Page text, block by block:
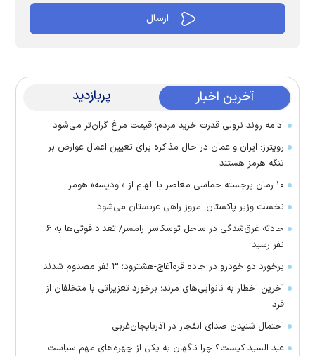
آخرین اخبار پربازدید
ادامه روند نزولی قدرت خرید مردم؛ قیمت مرغ گران‌تر می‌شود
رویترز: ایران و عمان در حال مذاکره برای تعیین اعمال عوارض بر
تنگه هرمز هستند
۱۰ رمان برجسته حماسی معاصر با الهام از «اودیسه» هومر
نخست وزیر پاکستان امروز راهی عربستان می‌شود
حادثه غرق‌شدگی در ساحل توسکاسرا رامسر/ تعداد فوتی‌ها به ۶
نفر رسید
برخورد دو خودرو در جاده قره‌آغاج-هشترود؛ ۳ نفر مصدوم شدند
آخرین اخطار به نانوایی‌های مرند؛ برخورد تعزیراتی با متخلفان از
فردا
احتمال شنیدن صدای انفجار در آذربایجان‌غربی
عبد السید کیست؟ چرا ناگهان به یکی از چهره‌های مهم سیاست